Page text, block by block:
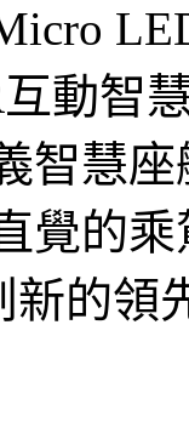
動智
智慧
覺的
新的領